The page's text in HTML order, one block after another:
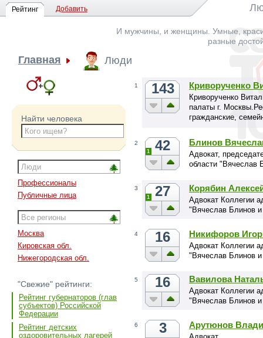
Рейтинг Добавить
И мужчины, и женщины. Умные,
разные
Главная Люди
Найти человека
Профессионалы
Публичные лица
Москва
Кировская обл.
Нижегородская обл.
"Свежие" рейтинги:
Рейтинг губернаторов (глав
субъектов) Российской
Федерации
Рейтинг детских
оздоровительных лагерей
1 143 Криворученко
Криворученко
палаты г.
гражданские,
2 42
1
Блинов
Адвокат,
области "Вячеслав
3 27
1
Корябин
Адвокат Коллегии
"Вячеслав Блинов
4 16 Никифоров
Адвокат Коллегии
"Вячеслав Блинов
5 16 Вавилова
Адвокат Коллегии
"Вячеслав Блинов
6 3 Арутюнов